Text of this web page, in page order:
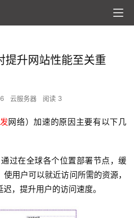
提升网站性能至关重
云服务器 阅读 3
网络）加速的原因主要有以下几
通过在全球各个位置部署节点，缓
用户可以就近访问所需的资源，
，提升用户的访问速度。